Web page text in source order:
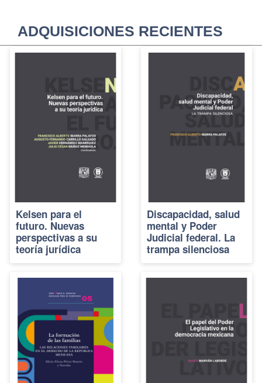
ADQUISICIONES RECIENTES
Kelsen para el
futuro. Nuevas
perspectivas a su
teoría jurídica
Discapacidad, salud
mental y Poder
Judicial federal. La
trampa silenciosa